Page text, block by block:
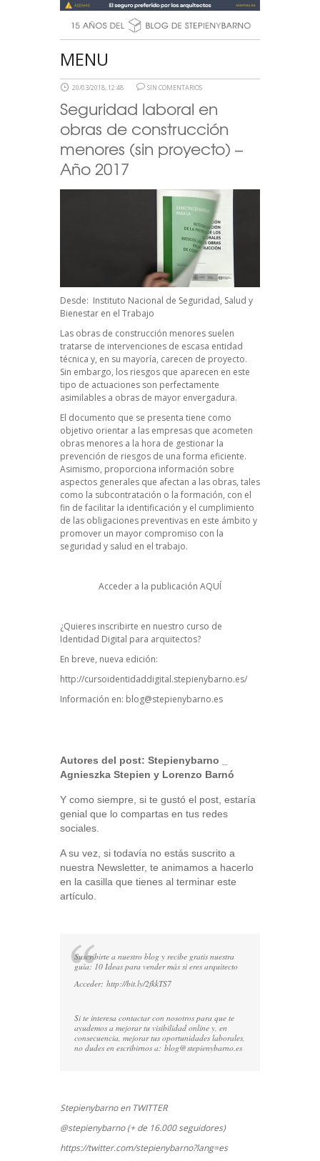
MENU
20/03/2018, 12:48 SIN COMENTARIOS
Seguridad laboral en
obras de construcción
menores (sin proyecto) –
Año 2017
Desde: Instituto Nacional de Seguridad, Salud y
Bienestar en el Trabajo
Las obras de construcción menores suelen
tratarse de intervenciones de escasa entidad
técnica y, en su mayoría, carecen de proyecto.
Sin embargo, los riesgos que aparecen en este
tipo de actuaciones son perfectamente
asimilables a obras de mayor envergadura.
El documento que se presenta tiene como
objetivo orientar a las empresas que acometen
obras menores a la hora de gestionar la
prevención de riesgos de una forma eficiente.
Asimismo, proporciona información sobre
aspectos generales que afectan a las obras, tales
como la subcontratación o la formación, con el
fin de facilitar la identificación y el cumplimiento
de las obligaciones preventivas en este ámbito y
promover un mayor compromiso con la
seguridad y salud en el trabajo.
Acceder a la publicación AQUÍ
¿Quieres inscribirte en nuestro curso de
Identidad Digital para arquitectos?
En breve, nueva edición:
http://cursoidentidaddigital.stepienybarno.es/
Información en: blog@stepienybarno.es
Autores del post: Stepienybarno
Agnieszka Stepien y Lorenzo Barnó
Y como siempre, si te gustó el post, estaría
genial que lo compartas en tus redes
sociales.
A su vez, si todavía no estás suscrito a
nuestra Newsletter, te animamos a hacerlo
en la casilla que tienes al terminar este
artículo.
Suscribirte a nuestro blog y recibe gratis nuestra
guía: 10 Ideas para vender más si eres arquitecto
Acceder: http://bit.ly/2fkkTS7
Si te interesa contactar con nosotros para que te
ayudemos a mejorar tu visibilidad online y, en
consecuencia, mejorar tus oportunidades laborales,
no dudes en escribirnos a: blog@stepienybarno.es
Stepienybarno en TWITTER
@stepienybarno (+ de 16.000 seguidores)
https://twitter.com/stepienybarno?lang=es